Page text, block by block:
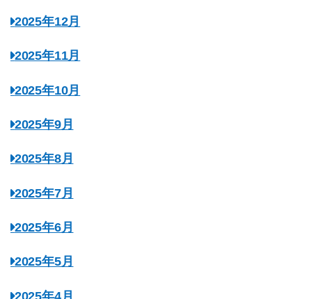
2025年12月
2025年11月
2025年10月
2025年9月
2025年8月
2025年7月
2025年6月
2025年5月
2025年4月